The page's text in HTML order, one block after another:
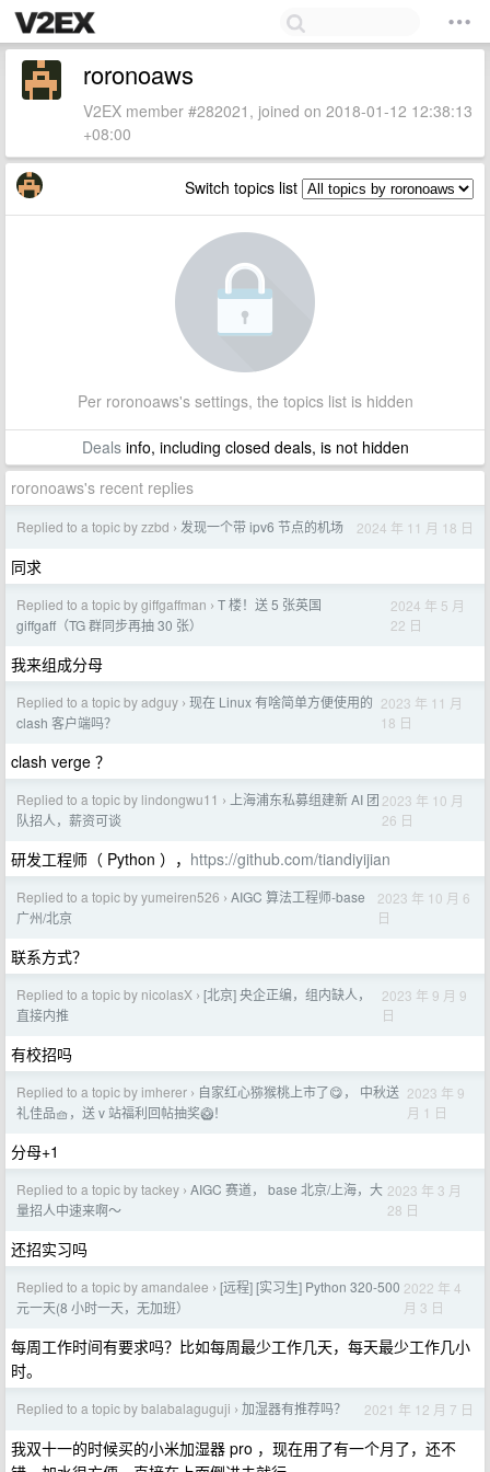
roronoaws
V2EX member #282021, joined on 2018-01-12 12:38:13
+08:00
Switch topics list
Per roronoaws's settings, the topics list is hidden
Dealsinfo, including closed deals, is not hidden
roronoaws's recent replies
Replied to a topic by zzbd › 发现一个带 ipv6 节点的机场 2024 年 11 月 18 日
同求
Replied to a topic by giffgaffman › T 楼！送 5 张英国
giffgaff（TG 群同步再抽 30 张）
2024 年 5 月
22 日
我来组成分母
Replied to a topic by adguy › 现在 Linux 有啥简单方便使用的
clash 客户端吗？
2023 年 11 月
18 日
clash verge ？
Replied to a topic by lindongwu11 ›
上海浦东私募组建新 AI 团
队招人，薪资可谈
2023 年 10 月
26 日
研发工程师（ Python ）， https://github.com/tiandiyijian
Replied to a topic by yumeiren526 › AIGC 算法工程师-base
广州/北京
2023 年 10 月 6
日
联系方式？
Replied to a topic by nicolasX › [北京] 央企正编，组内缺人，
直接内推
2023 年 9 月 9
日
有校招吗
Replied to a topic by imherer › 自家红心猕猴桃上市了😋， 中秋送
礼佳品🧺，送 v 站福利回帖抽奖🥝！
2023 年 9
月 1 日
分母+1
Replied to a topic by tackey › AIGC 赛道， base 北京/上海，大
量招人中速来啊～
2023 年 3 月
28 日
还招实习吗
Replied to a topic by amandalee › [远程] [实习生] Python 320-500
元一天(8 小时一天，无加班）
2022 年 4
月 3 日
每周工作时间有要求吗？比如每周最少工作几天，每天最少工作几小
时。
Replied to a topic by balabalaguguji › 加湿器有推荐吗？ 2021 年 12 月 7 日
我双十一的时候买的小米加湿器 pro ，现在用了有一个月了，还不